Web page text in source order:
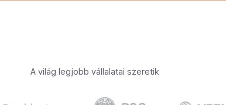
A világ legjobb vállalatai szeretik